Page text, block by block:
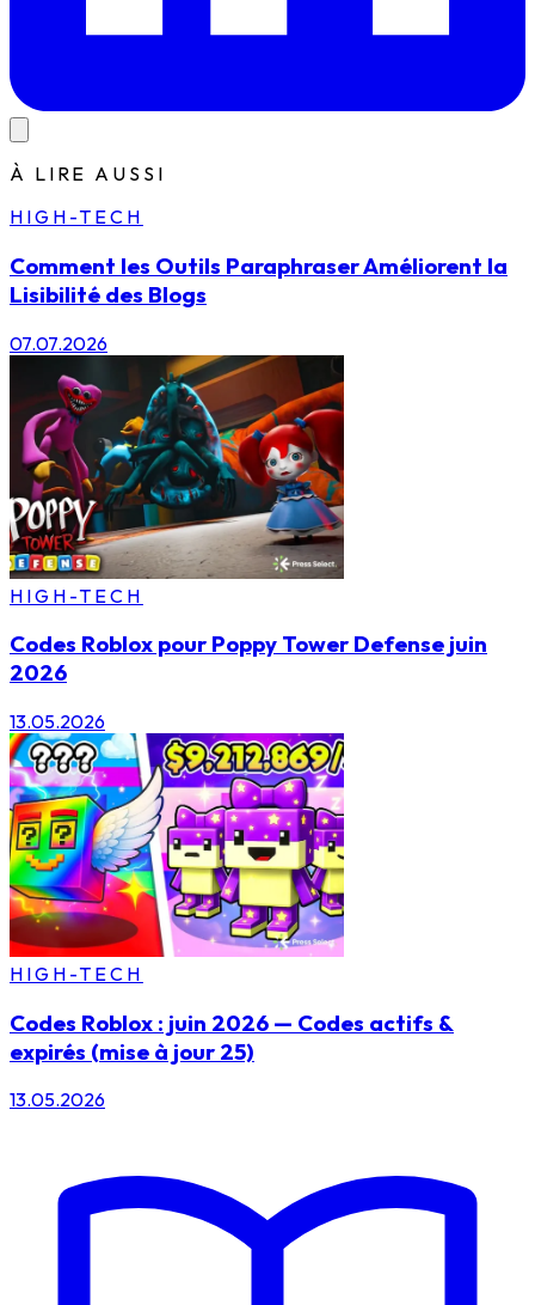
À LIRE AUSSI
HIGH-TECH
Comment les Outils Paraphraser Améliorent la
Lisibilité des Blogs
07.07.2026
HIGH-TECH
Codes Roblox pour Poppy Tower Defense juin
2026
13.05.2026
HIGH-TECH
Codes Roblox : juin 2026 — Codes actifs &
expirés (mise à jour 25)
13.05.2026